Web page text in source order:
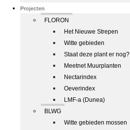
Projecten
FLORON
Het Nieuwe Strepen
Witte gebieden
Staat deze plant er nog?
Meetnet Muurplanten
Nectarindex
Oeverindex
LMF-a (Dunea)
BLWG
Witte gebieden mossen